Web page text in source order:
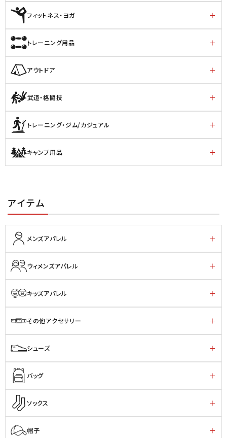
フィットネス・ヨガ
トレーニング用品
アウトドア
武道・格闘技
トレーニング・ジム/カジュアル
キャンプ用品
アイテム
メンズアパレル
ウィメンズアパレル
キッズアパレル
その他アクセサリー
シューズ
バッグ
ソックス
帽子